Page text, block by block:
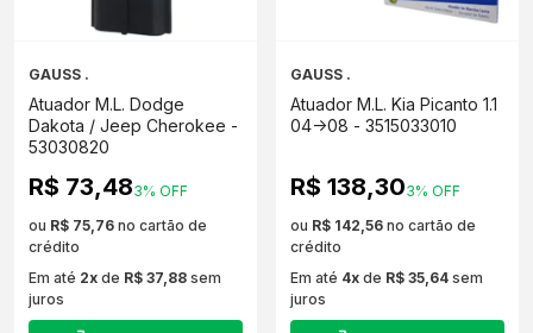
GAUSS .
Atuador M.L. Dodge
Dakota / Jeep Cherokee -
53030820
R$ 73,483% OFF
ou R$ 75,76 no cartão de
crédito
Em até 2x de R$ 37,88 sem
juros
GAUSS .
Atuador M.L. Kia Picanto 1.1
04->08 - 3515033010
R$ 138,303% OFF
ou R$ 142,56 no cartão de
crédito
Em até 4x de R$ 35,64 sem
juros